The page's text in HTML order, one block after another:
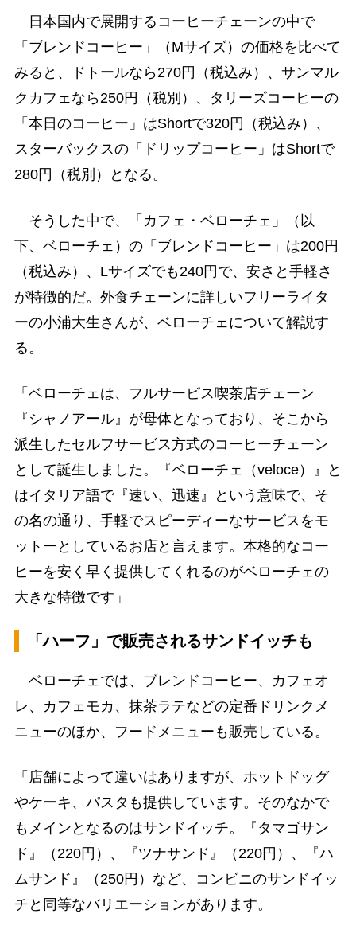
日本国内で展開するコーヒーチェーンの中で
「ブレンドコーヒー」（Mサイズ）の価格を比べて
みると、ドトールなら270円（税込み）、サンマル
クカフェなら250円（税別）、タリーズコーヒーの
「本日のコーヒー」はShortで320円（税込み）、
スターバックスの「ドリップコーヒー」はShortで
280円（税別）となる。
そうした中で、「カフェ・ベローチェ」（以
下、ベローチェ）の「ブレンドコーヒー」は200円
（税込み）、Lサイズでも240円で、安さと手軽さ
が特徴的だ。外食チェーンに詳しいフリーライタ
ーの小浦大生さんが、ベローチェについて解説す
る。
「ベローチェは、フルサービス喫茶店チェーン
『シャノアール』が母体となっており、そこから
派生したセルフサービス方式のコーヒーチェーン
として誕生しました。『ベローチェ（veloce）』と
はイタリア語で『速い、迅速』という意味で、そ
の名の通り、手軽でスピーディーなサービスをモ
ットーとしているお店と言えます。本格的なコー
ヒーを安く早く提供してくれるのがベローチェの
大きな特徴です」
「ハーフ」で販売されるサンドイッチも
ベローチェでは、ブレンドコーヒー、カフェオ
レ、カフェモカ、抹茶ラテなどの定番ドリンクメ
ニューのほか、フードメニューも販売している。
「店舗によって違いはありますが、ホットドッグ
やケーキ、パスタも提供しています。そのなかで
もメインとなるのはサンドイッチ。『タマゴサン
ド』（220円）、『ツナサンド』（220円）、『ハ
ムサンド』（250円）など、コンビニのサンドイッ
チと同等なバリエーションがあります。